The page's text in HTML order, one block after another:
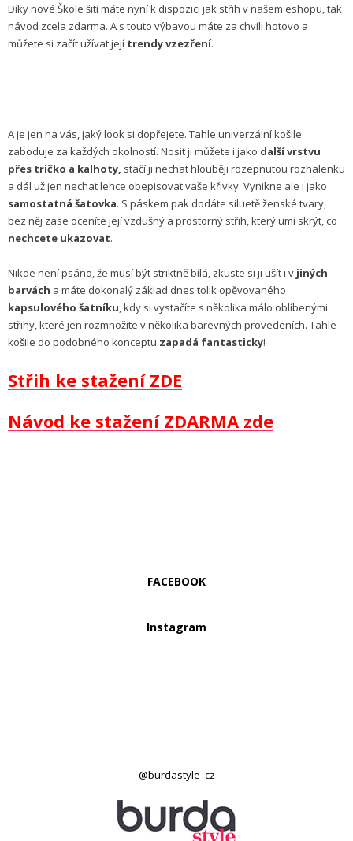
Díky nové Škole šití máte nyní k dispozici jak střih v našem eshopu, tak
návod zcela zdarma. A s touto výbavou máte za chvíli hotovo a
můžete si začít užívat její trendy vzezření.
A je jen na vás, jaký look si dopřejete. Tahle univerzální košile
zaboduje za každých okolností. Nosit ji můžete i jako další vrstvu
přes tričko a kalhoty, stačí ji nechat hlouběji rozepnutou rozhalenku
a dál už jen nechat lehce obepisovat vaše křivky. Vynikne ale i jako
samostatná šatovka. S páskem pak dodáte siluetě ženské tvary,
bez něj zase oceníte její vzdušný a prostorný střih, který umí skrýt, co
nechcete ukazovat.
Nikde není psáno, že musí být striktně bílá, zkuste si ji ušít i v jiných
barvách a máte dokonalý základ dnes tolik opěvovaného
kapsulového šatníku, kdy si vystačíte s několika málo oblíbenými
střihy, které jen rozmnožíte v několika barevných provedeních. Tahle
košile do podobného konceptu zapadá fantasticky!
Střih ke stažení ZDE
Návod ke stažení ZDARMA zde
FACEBOOK
Instagram
@burdastyle_cz